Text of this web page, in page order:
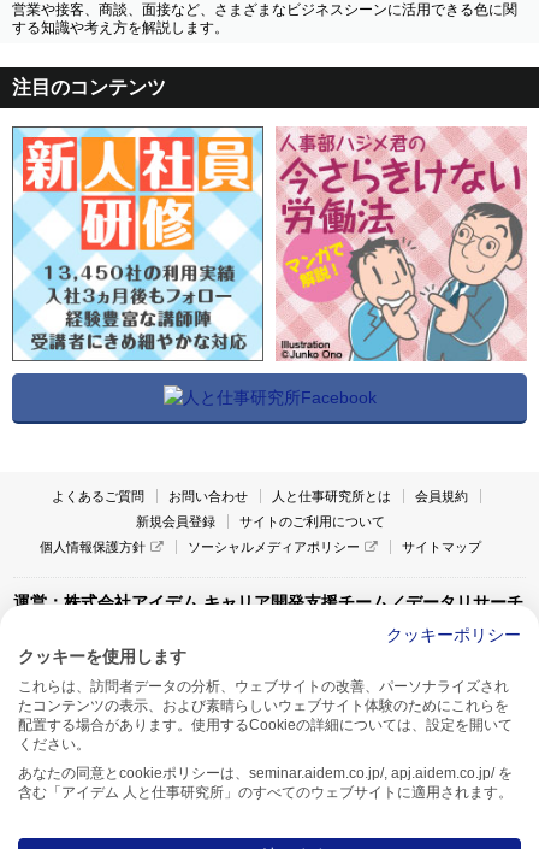
営業や接客、商談、面接など、さまざまなビジネスシーンに活用できる色に関
する知識や考え方を解説します。
注目のコンテンツ
よくあるご質問 お問い合わせ 人と仕事研究所とは
会員規約
新規会員登録
サイトのご利用について
個人情報保護方針
ソーシャルメディアポリシー サイトマップ
運営：株式会社アイデム キャリア開発支援チーム／データリサーチ
〒160-0022 東京都新宿区新宿1-4-10
アイデム本社ビル TEL:03-5269-6020
〒550-0005 大阪府大阪市西区西本町1-13-43
アイデム西本町ビル7F TEL:06-7662-2800
クッキーポリシー
クッキーを使用します
これらは、訪問者データの分析、ウェブサイトの改善、パーソナライズされ
たコンテンツの表示、および素晴らしいウェブサイト体験のためにこれらを
配置する場合があります。使用するCookieの詳細については、設定を開いて
ください。
あなたの同意とcookieポリシーは、seminar.aidem.co.jp/, apj.aidem.co.jp/ を
含む「アイデム 人と仕事研究所」のすべてのウェブサイトに適用されます。